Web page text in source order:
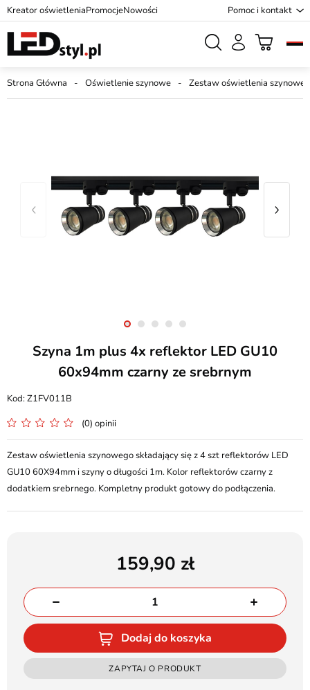
Kreator oświetleniaPromocjeNowości Pomoc i kontakt
Strona Główna Oświetlenie szynowe Zestaw oświetlenia
Szyna 1m plus 4x reflektor LED GU10
60x94mm czarny ze srebrnym
Z1FV011B
(0) opinii
Zestaw oświetlenia szynowego składający się z 4 szt reflektorów LED
GU10 60X94mm i szyny o długości 1m. Kolor reflektorów czarny z
dodatkiem srebrnego. Kompletny produkt gotowy do podłączenia.
159,90
Dodaj do koszyka
ZAPYTAJ O PRODUKT